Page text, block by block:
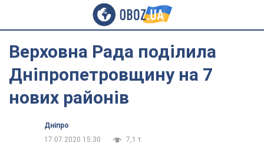
Верховна Рада поділила
Дніпропетровщину на 7
нових районів
Дніпро
17.07.2020 15:30
7,1 т.